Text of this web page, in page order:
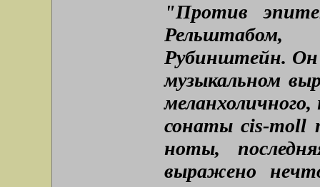
"Против
Рельштабом,
Рубинштейн. Он
музыкальном
сонаты cis-moll
ноты,
выражено